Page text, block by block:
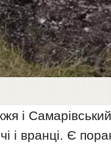
і
і вранці. Є